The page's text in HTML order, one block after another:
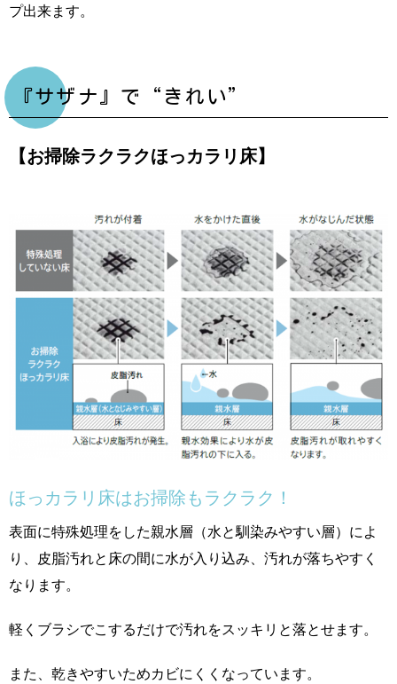
プ出来ます。
『サザナ』で“きれい”
【お掃除ラクラクほっカラリ床】
ほっカラリ床はお掃除もラクラク！
表面に特殊処理をした親水層（水と馴染みやすい層）によ
り、皮脂汚れと床の間に水が入り込み、汚れが落ちやすく
なります。
軽くブラシでこするだけで汚れをスッキリと落とせます。
また、乾きやすいためカビにくくなっています。